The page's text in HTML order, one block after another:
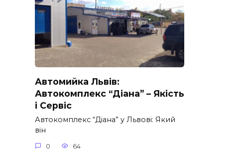
Автомийка Львів:
Автокомплекс “Діана” – Якість
і Сервіс
Автокомплекс “Діана” у Львові: Який
він
0 64